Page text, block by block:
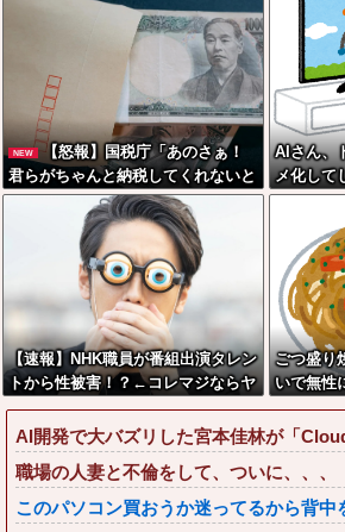
NEW
【怒報】国税庁「あのさぁ！
君らがちゃんと納税してくれないと
こうなっちゃうけどどうする？！」
←これw w w w w w w w
AIさん、
メ化して
【速報】NHK職員が番組出演タレン
トから性被害！？←コレマジならヤ
バくねーか？
ごつ盛り
いで無性
ｗｗｗｗ
AI開発で大バズリした宮本佳林が「
職場の人妻と不倫をして、ついに、、、
このパソコン買おうか迷ってるから背中